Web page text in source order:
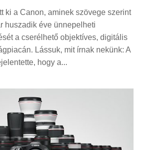
ki a Canon, aminek szövege szerint
huszadik éve ünnepelheti
a cserélhető objektíves, digitális
Lássuk, mit írnak nekünk: A
hogy a...